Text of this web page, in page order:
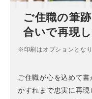
ご住職の筆
合いで再現
※印刷はオプションとな
ご住職が心を込めて
かすれまで忠実に再